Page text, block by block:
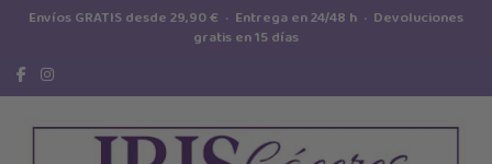
Envíos GRATIS desde 29,90 € · Entrega en 24/48 h · Devoluciones
gratis en 15 días